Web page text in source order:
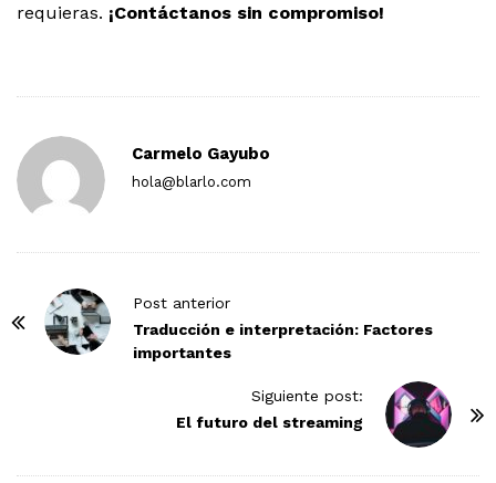
requieras. ¡Contáctanos sin compromiso!
Carmelo Gayubo
hola@blarlo.com
Post anterior
Traducción e interpretación: Factores
importantes
Siguiente post:
El futuro del streaming